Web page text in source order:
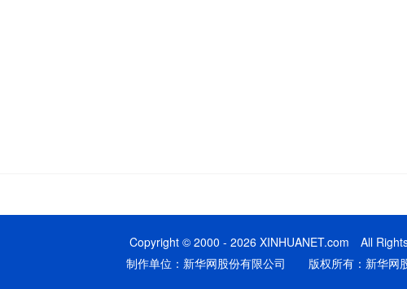
Copyright © 2000 - 2026 XINHUANET.com All
制作单位：新华网股份有限公司 版权所有：新华网